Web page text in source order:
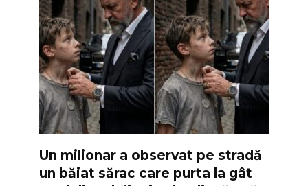
Un milionar a observat pe stradă
un băiat sărac care purta la gât